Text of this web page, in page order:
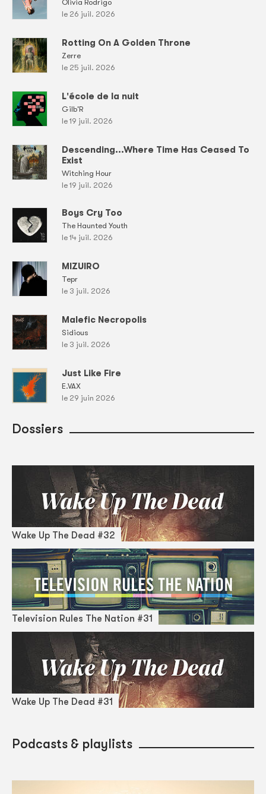
Olivia Rodrigo
le 26 juil. 2026
Rotting On A Golden Throne
Zerre
le 25 juil. 2026
L'école de la nuit
Gilb'R
le 19 juil. 2026
Descending...Where Time Has Ceased To
Exist
Witching Hour
le 19 juil. 2026
Boys Cry Too
The Haunted Youth
le 14 juil. 2026
MIZUIRO
Tepr
le 3 juil. 2026
Malefic Necropolis
Sidious
le 3 juil. 2026
Just Like Fire
E.VAX
le 29 juin 2026
Dossiers
Wake Up The Dead #32
Television Rules The Nation #31
Wake Up The Dead #31
Podcasts & playlists